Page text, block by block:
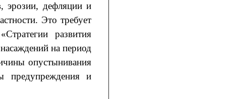
эрозии, дефляции и
Это требует
развития
на период
опустынивания
предупреждения и